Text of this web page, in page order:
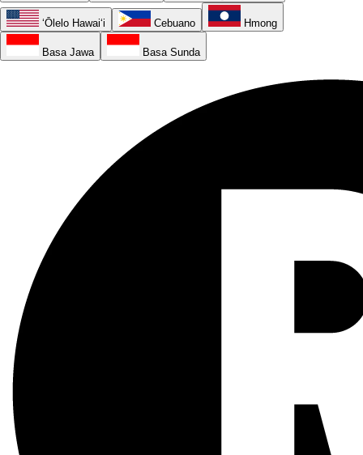
ʻŌlelo Hawaiʻi Cebuano Hmong
Basa Jawa Basa Sunda